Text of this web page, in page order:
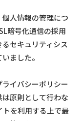
人情報の管理につ
暗号化通信の採用
セキュリティシス
ました。
イバシーポリシー
原則として行わな
トを利用する上で最